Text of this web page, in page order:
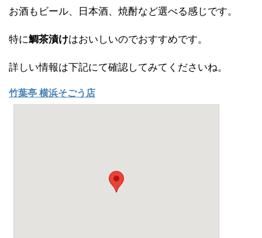
お酒もビール、日本酒、焼酎など選べる感じです。
特に鯛茶漬けはおいしいのでおすすめです。
詳しい情報は下記にて確認してみてくださいね。
竹葉亭 横浜そごう店